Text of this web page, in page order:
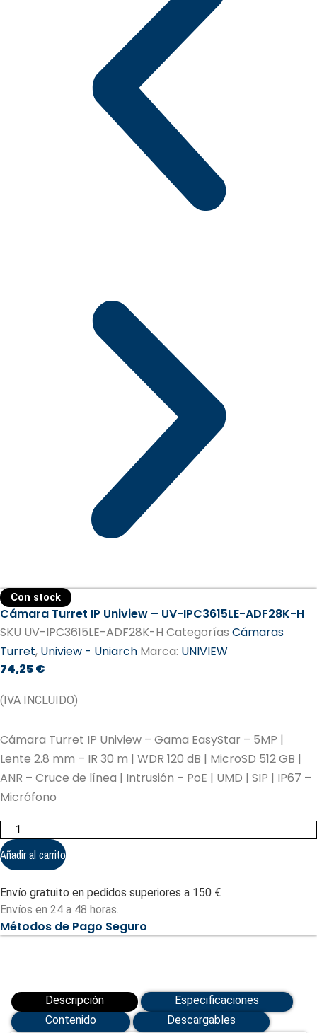
Con stock
Cámara Turret IP Uniview – UV-IPC3615LE-ADF28K-H
SKU UV-IPC3615LE-ADF28K-H Categorías Cámaras
Turret, Uniview - Uniarch Marca: UNIVIEW
74,25€
(IVA INCLUIDO)
Cámara Turret IP Uniview – Gama EasyStar – 5MP |
Lente 2.8 mm – IR 30 m | WDR 120 dB | MicroSD 512 GB |
ANR – Cruce de línea | Intrusión – PoE | UMD | SIP | IP67 –
Micrófono
Cámara
Turret
IP
Uniview
IPC3615LE-
ADF28K-
H
cantidad
Añadir al carrito
Envío gratuito en pedidos superiores a 150 €
Envíos en 24 a 48 horas.
Métodos de Pago Seguro
Descripción
Especificaciones
Contenido
Descargables